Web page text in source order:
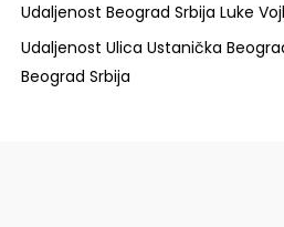
Udaljenost Beograd Srbija Luke
Udaljenost Ulica Ustanička
Beograd Srbija